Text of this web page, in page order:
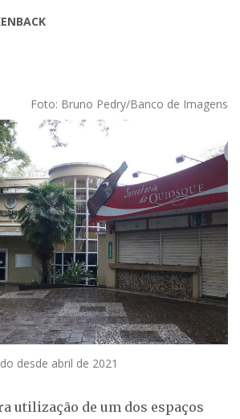
Foto: Bruno Pedry/Banco de Imagens
desde abril de 2021
utilização de um dos espaços